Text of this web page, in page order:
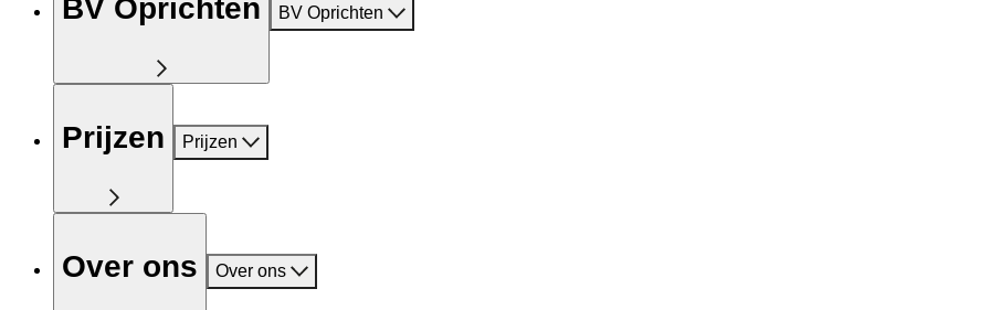
BV Oprichten BV Oprichten
Prijzen Prijzen
Over ons Over ons